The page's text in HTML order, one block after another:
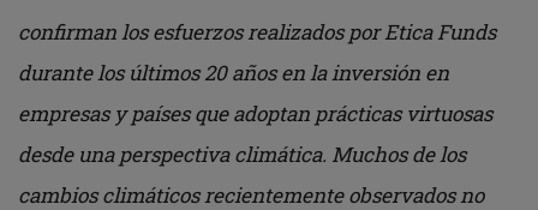
confirman los esfuerzos realizados por Etica Funds
durante los últimos 20 años en la inversión en
empresas y países que adoptan prácticas virtuosas
desde una perspectiva climática. Muchos de los
cambios climáticos recientemente observados no